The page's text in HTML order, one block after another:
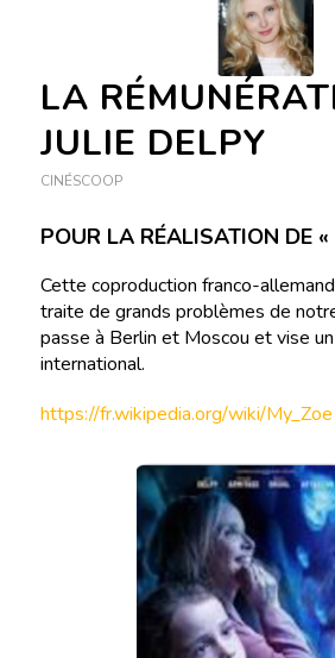
LA
JULIE DELPY
CINÉSCOOP
POUR LA RÉALISATION DE «
Cette coproduction franco-
traite de grands problèmes de
passe à Berlin et Moscou et vise
international.
https://fr.wikipedia.org/wiki/My_Zoe